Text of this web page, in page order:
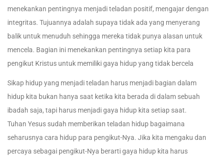
menekankan pentingnya menjadi teladan positif, mengajar dengan
integritas. Tujuannya adalah supaya tidak ada yang menyerang
balik untuk menuduh sehingga mereka tidak punya alasan untuk
mencela. Bagian ini menekankan pentingnya setiap kita para
pengikut Kristus untuk memiliki gaya hidup yang tidak bercela
Sikap hidup yang menjadi teladan harus menjadi bagian dalam
hidup kita bukan hanya saat ketika kita berada di dalam sebuah
ibadah saja, tapi harus menjadi gaya hidup kita setiap saat.
Tuhan Yesus sudah memberikan teladan hidup bagaimana
seharusnya cara hidup para pengikut-Nya. Jika kita mengaku dan
percaya sebagai pengikut-Nya berarti gaya hidup kita harus